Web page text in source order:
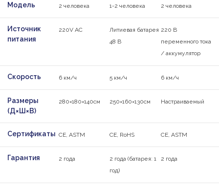
Модель 2 человека 1-2 человека 2 человека
Источник
питания
220V AC
Литиевая батарея
48 В
220 В
переменного тока
/ аккумулятор
Скорость 6 км/ч 5 км/ч 6 км/ч
Размеры
(Д×Ш×В)
280×180×140см 250×160×130см Настраиваемый
Сертификаты CE, ASTM CE, RoHS CE, ASTM
Гарантия 2 года
2 года (батарея: 1
год)
2 года